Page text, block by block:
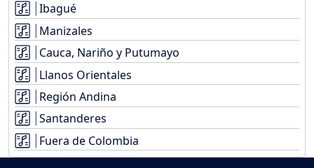
Ibagué
Manizales
Cauca, Nariño y Putumayo
Llanos Orientales
Región Andina
Santanderes
Fuera de Colombia